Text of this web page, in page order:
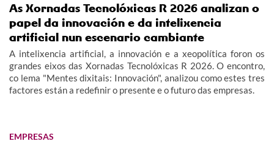
As Xornadas Tecnolóxicas R 2026 analizan o
papel da innovación e da intelixencia
artificial nun escenario cambiante
A intelixencia artificial, a innovación e a xeopolítica foron os
grandes eixos das Xornadas Tecnolóxicas R 2026. O encontro,
co lema "Mentes dixitais: Innovación", analizou como estes tres
factores están a redefinir o presente e o futuro das empresas.
EMPRESAS